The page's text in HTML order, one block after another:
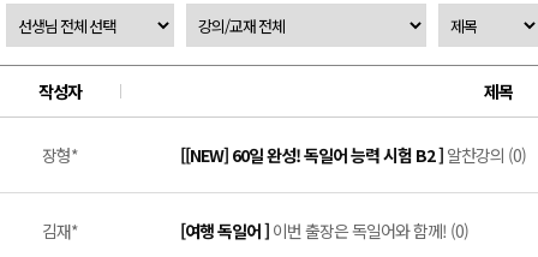
작성자 제목
장형* [[NEW] 60일 완성! 독일어 능력 시험 B2 ] 알찬강의 (0)
김재* [여행 독일어 ] 이번 출장은 독일어와 함께! (0)